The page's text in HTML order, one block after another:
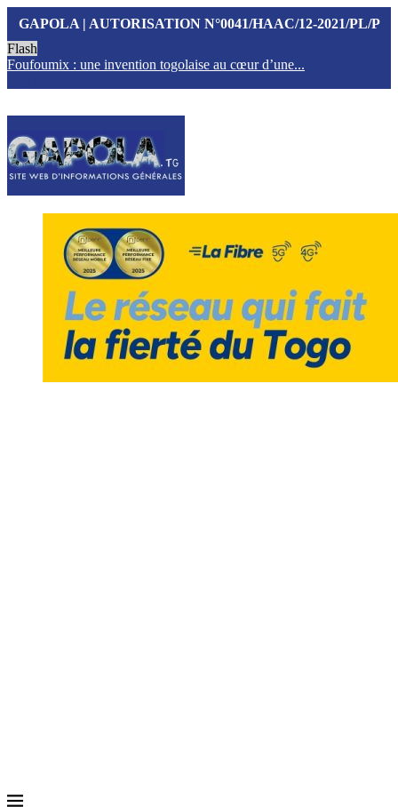
GAPOLA | AUTORISATION N°0041/HAAC/12-2021/PL/P
Flash
Foufoumix : une invention togolaise au cœur d’une...